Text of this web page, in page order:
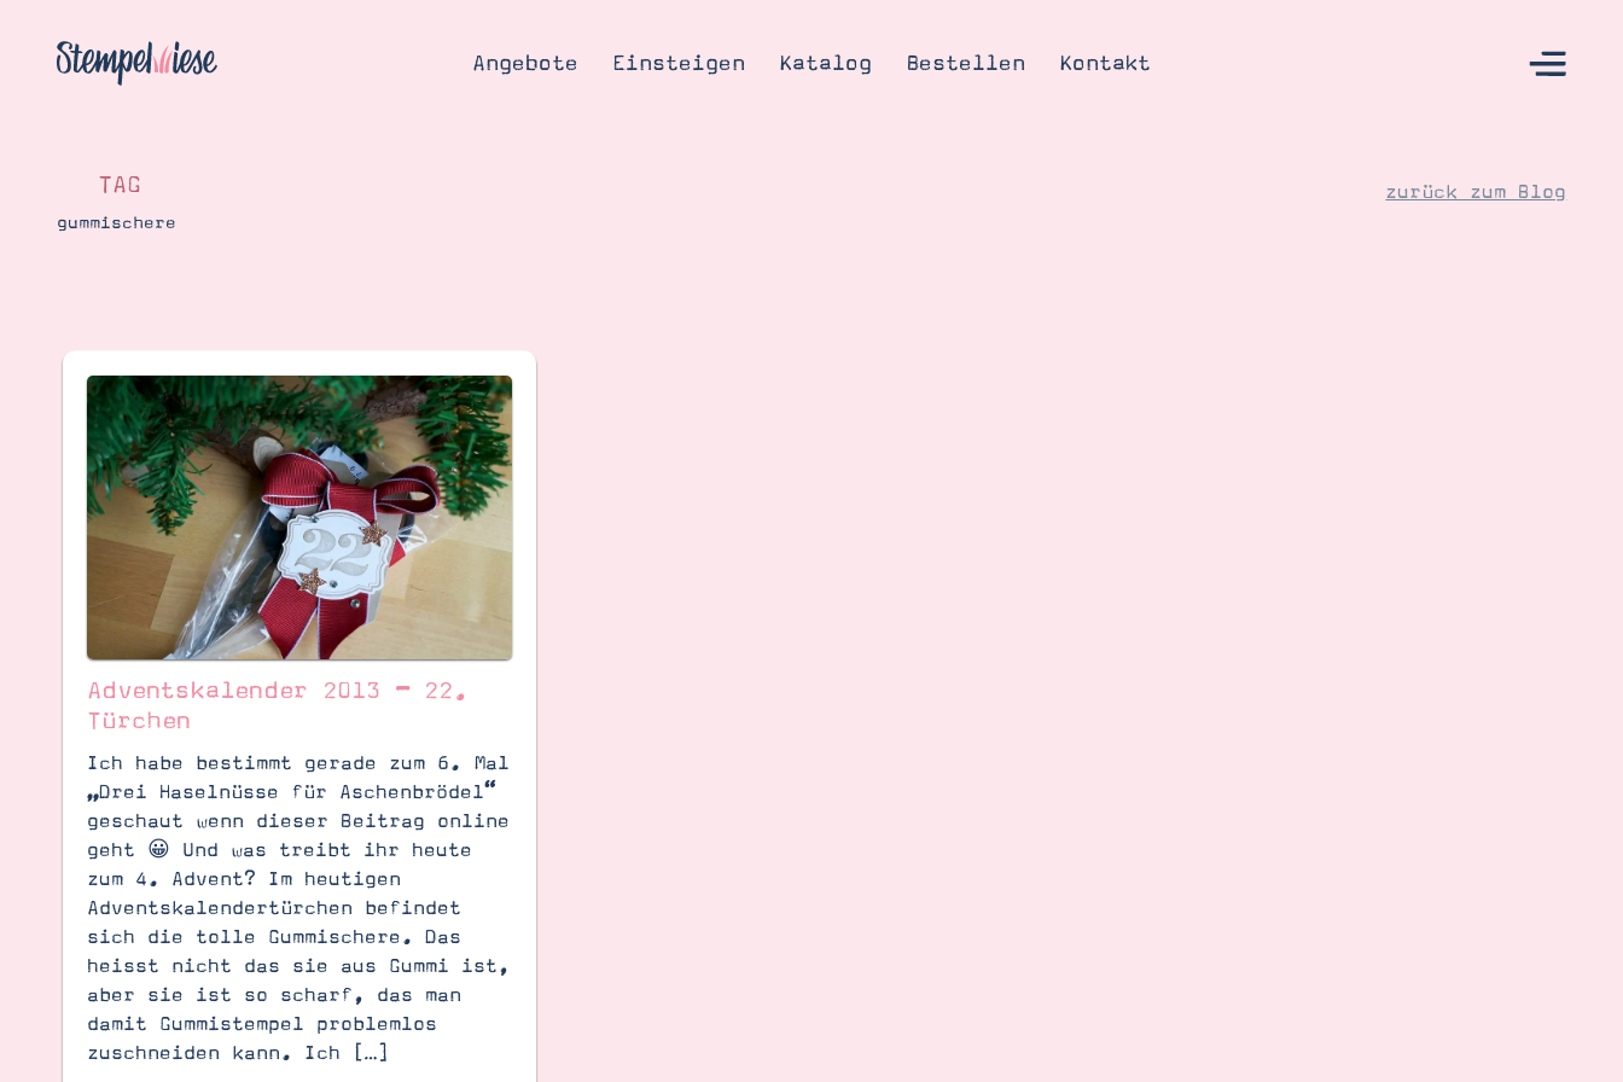
Angebote Einsteigen Katalog Bestellen Kontakt
Katalog
Bestellen
Kontakt
Blog
Gutscheine
Produkte erklärt
Über mich
Über Stampin’ Up!
Suche Impressum Datenschutz
TAG
gummischere
zurück zum Blog
Adventskalender 2013 – 22.
Türchen
Ich habe bestimmt gerade zum 6. Mal
„Drei Haselnüsse für Aschenbrödel“
geschaut wenn dieser Beitrag online
geht 😀 Und was treibt ihr heute
zum 4. Advent? Im heutigen
Adventskalendertürchen befindet
sich die tolle Gummischere. Das
heisst nicht das sie aus Gummi ist,
aber sie ist so scharf, das man
damit Gummistempel problemlos
zuschneiden kann. Ich […]